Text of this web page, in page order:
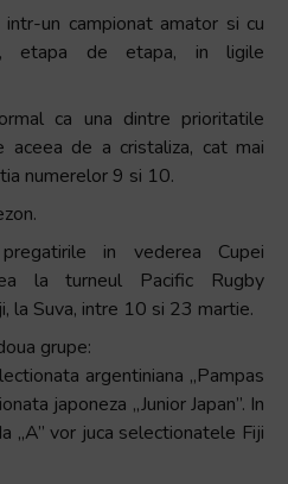
un campionat amator si cu
etapa de etapa, in ligile
ca una dintre prioritatile
aceea de a cristaliza, cat mai
numerelor 9 si 10.
in vederea Cupei
la turneul Pacific Rugby
la Suva, intre 10 si 23 martie.
grupe:
argentiniana „Pampas
japoneza „Junior Japan”. In
„A” vor juca selectionatele Fiji